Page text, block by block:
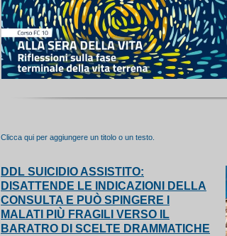
Clicca qui per aggiungere un titolo o un testo.
DDL SUICIDIO ASSISTITO:
DISATTENDE LE INDICAZIONI DELLA
CONSULTA E PUÒ SPINGERE I
MALATI PIÙ FRAGILI VERSO IL
BARATRO DI SCELTE DRAMMATICHE